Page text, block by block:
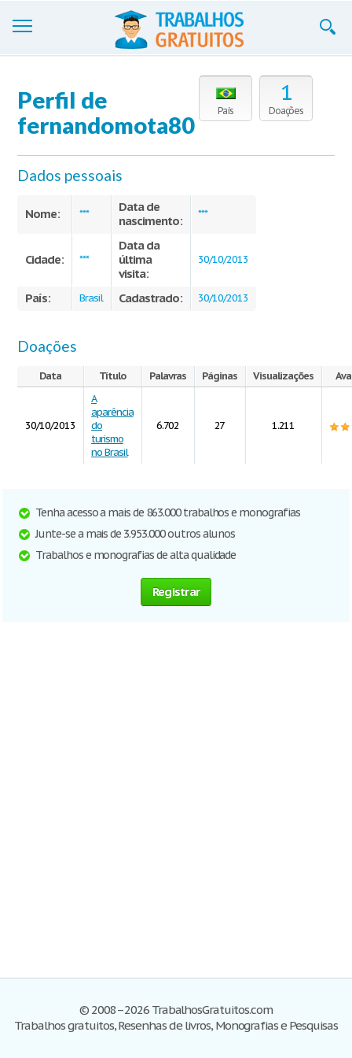
Cadastre-se
Blog
Contate-nos
País
1
Doações
Perfil de
fernandomota80
Dados pessoais
Nome: ***
Data de
nascimento:
***
Cidade: ***
Data da
última
visita:
30/10/2013
País: Brasil Cadastrado: 30/10/2013
Doações
Data Título Palavras Páginas Visualizações
30/10/2013
A
aparência
do
turismo
no Brasil
6.702 27 1.211
Tenha acesso a mais de 863.000 trabalhos e monografias
Junte-se a mais de 3.953.000 outros alunos
Trabalhos e monografias de alta qualidade
Registrar
© 2008–2026 TrabalhosGratuitos.com
Trabalhos gratuitos, Resenhas de livros, Monografias e Pesquisas